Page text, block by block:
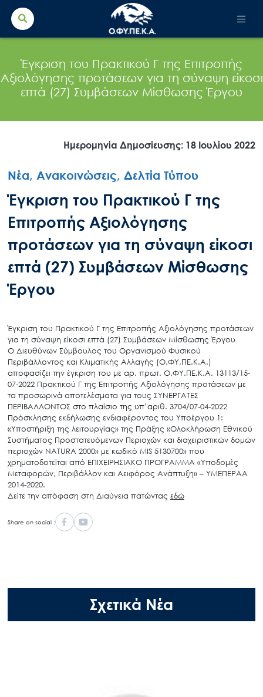
Search
for:
Έγκριση του Πρακτικού Γ της Επιτροπής
Αξιολόγησης προτάσεων για τη σύναψη είκοσι
επτά (27) Συμβάσεων Μίσθωσης Έργου
Ημερομηνία Δημοσίευσης: 18 Ιουλίου 2022
Νέα, Ανακοινώσεις, Δελτία Τύπου
Έγκριση του Πρακτικού Γ της
Επιτροπής Αξιολόγησης
προτάσεων για τη σύναψη είκοσι
επτά (27) Συμβάσεων Μίσθωσης
Έργου
Έγκριση του Πρακτικού Γ της Επιτροπής Αξιολόγησης προτάσεων
για τη σύναψη είκοσι επτά (27) Συμβάσεων Μίσθωσης Έργου
Ο Διευθύνων Σύμβουλος του Οργανισμού Φυσικού
Περιβάλλοντος και Κλιματικής Αλλαγής (Ο.ΦΥ.ΠΕ.Κ.Α.)
αποφασίζει την έγκριση του με αρ. πρωτ. Ο.ΦΥ.ΠΕ.Κ.Α. 13113/15-
07-2022 Πρακτικού Γ της Επιτροπής Αξιολόγησης προτάσεων με
τα προσωρινά αποτελέσματα για τους ΣΥΝΕΡΓΑΤΕΣ
ΠΕΡΙΒΑΛΛΟΝΤΟΣ στο πλαίσιο της υπ’αριθ. 3704/07-04-2022
Πρόσκλησης εκδήλωσης ενδιαφέροντος του Υποέργου 1:
«Υποστήριξη της λειτουργίας» της Πράξης «Ολοκλήρωση Εθνικού
Συστήματος Προστατευόμενων Περιοχών και διαχειριστικών δομών
περιοχών NATURA 2000» με κωδικό MIS 5130700» που
χρηματοδοτείται από ΕΠΙΧΕΙΡΗΣΙΑΚΟ ΠΡΟΓΡΑΜΜΑ «Υποδομές
Μεταφορών, Περιβάλλον και Αειφόρος Ανάπτυξη» – ΥΜΕΠΕΡΑΑ
2014-2020.
Δείτε την απόφαση στη Διαύγεια πατώντας εδώ
Share on social :
Σχετικά Νέα